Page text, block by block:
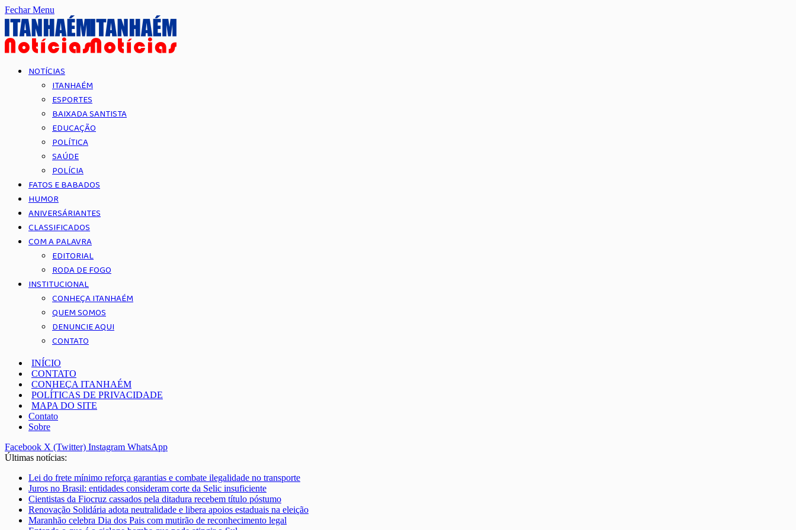
Fechar Menu
NOTÍCIAS
ITANHAÉM
ESPORTES
BAIXADA SANTISTA
EDUCAÇÃO
POLÍTICA
SAÚDE
POLÍCIA
FATOS E BABADOS
HUMOR
ANIVERSÁRIANTES
CLASSIFICADOS
COM A PALAVRA
EDITORIAL
RODA DE FOGO
INSTITUCIONAL
CONHEÇA ITANHAÉM
QUEM SOMOS
DENUNCIE AQUI
CONTATO
INÍCIO
CONTATO
CONHEÇA ITANHAÉM
POLÍTICAS DE PRIVACIDADE
MAPA DO SITE
Contato
Sobre
Facebook X (Twitter) Instagram WhatsApp
Últimas notícias:
Lei do frete mínimo reforça garantias e combate ilegalidade no transporte
Juros no Brasil: entidades consideram corte da Selic insuficiente
Cientistas da Fiocruz cassados pela ditadura recebem título póstumo
Renovação Solidária adota neutralidade e libera apoios estaduais na eleição
Maranhão celebra Dia dos Pais com mutirão de reconhecimento legal